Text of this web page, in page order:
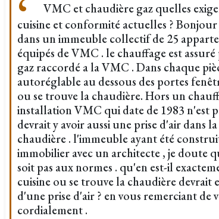
VMC et chaudière gaz quelles
cuisine et conformité actuelles ?
dans un immeuble collectif de 25
équipés de VMC . le chauffage est
gaz raccordé a la VMC . Dans chaque
autoréglable au dessous des portes
ou se trouve la chaudière. Hors un
installation VMC qui date de 1983 n'est
devrait y avoir aussi une prise d'air dans
chaudière . l'immeuble ayant été
immobilier avec un architecte , je doute
soit pas aux normes . qu'en est-il
cuisine ou se trouve la chaudière devrait
d'une prise d'air ? en vous remerciant de
cordialement .